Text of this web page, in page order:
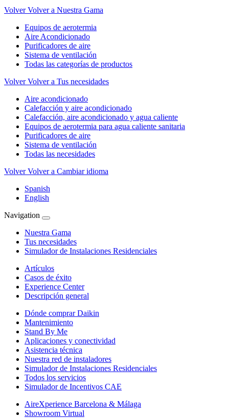
Volver Volver a Nuestra Gama
Equipos de aerotermia
Aire Acondicionado
Purificadores de aire
Sistema de ventilación
Todas las categorías de productos
Volver Volver a Tus necesidades
Aire acondicionado
Calefacción y aire acondicionado
Calefacción, aire acondicionado y agua caliente
Equipos de aerotermia para agua caliente sanitaria
Purificadores de aire
Sistema de ventilación
Todas las necesidades
Volver Volver a Cambiar idioma
Spanish
English
Navigation
Nuestra Gama
Tus necesidades
Simulador de Instalaciones Residenciales
Artículos
Casos de éxito
Experience Center
Descripción general
Dónde comprar Daikin
Mantenimiento
Stand By Me
Aplicaciones y conectividad
Asistencia técnica
Nuestra red de instaladores
Simulador de Instalaciones Residenciales
Todos los servicios
Simulador de Incentivos CAE
AireXperience Barcelona & Málaga
Showroom Virtual